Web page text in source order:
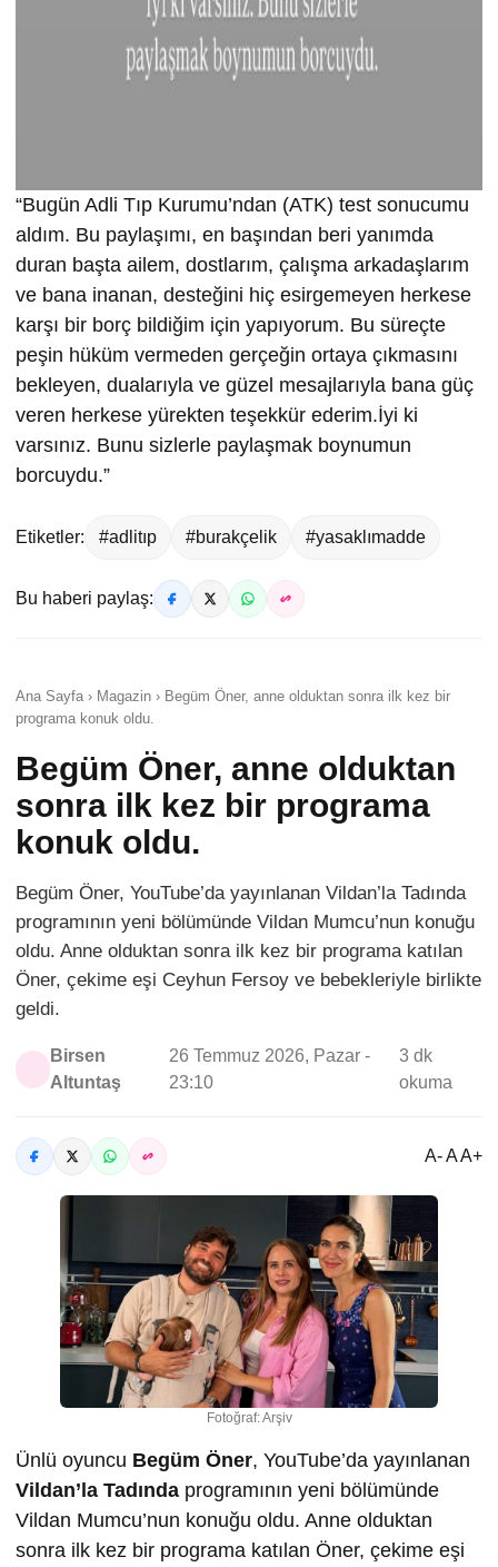
“Bugün Adli Tıp Kurumu’ndan (ATK) test sonucumu
aldım. Bu paylaşımı, en başından beri yanımda
duran başta ailem, dostlarım, çalışma arkadaşlarım
ve bana inanan, desteğini hiç esirgemeyen herkese
karşı bir borç bildiğim için yapıyorum. Bu süreçte
peşin hüküm vermeden gerçeğin ortaya çıkmasını
bekleyen, dualarıyla ve güzel mesajlarıyla bana güç
veren herkese yürekten teşekkür ederim.İyi ki
varsınız. Bunu sizlerle paylaşmak boynumun
borcuydu.”
Etiketler: #adlitıp #burakçelik #yasaklımadde
Bu haberi paylaş:
Ana Sayfa › Magazin › Begüm Öner, anne olduktan sonra ilk kez bir
programa konuk oldu.
Begüm Öner, anne olduktan
sonra ilk kez bir programa
konuk oldu.
Begüm Öner, YouTube’da yayınlanan Vildan’la Tadında
programının yeni bölümünde Vildan Mumcu’nun konuğu
oldu. Anne olduktan sonra ilk kez bir programa katılan
Öner, çekime eşi Ceyhun Fersoy ve bebekleriyle birlikte
geldi.
Birsen
Altuntaş
26 Temmuz 2026, Pazar -
23:10
3 dk
okuma
A- A A+
Fotoğraf: Arşiv
Ünlü oyuncu Begüm Öner, YouTube’da yayınlanan
Vildan’la Tadında programının yeni bölümünde
Vildan Mumcu’nun konuğu oldu. Anne olduktan
sonra ilk kez bir programa katılan Öner, çekime eşi